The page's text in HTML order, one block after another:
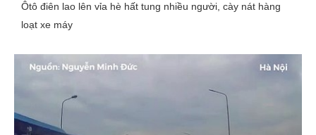
Ôtô điên lao lên vỉa hè hất tung nhiều người, cày nát hàng
loạt xe máy